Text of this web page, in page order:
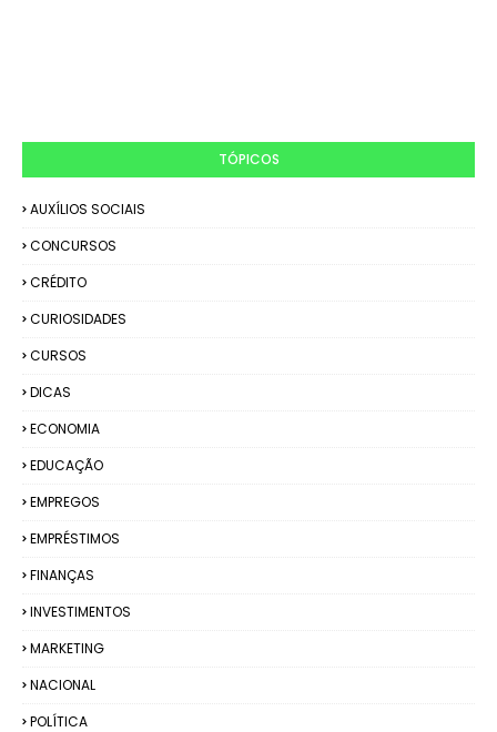
TÓPICOS
AUXÍLIOS SOCIAIS
CONCURSOS
CRÉDITO
CURIOSIDADES
CURSOS
DICAS
ECONOMIA
EDUCAÇÃO
EMPREGOS
EMPRÉSTIMOS
FINANÇAS
INVESTIMENTOS
MARKETING
NACIONAL
POLÍTICA